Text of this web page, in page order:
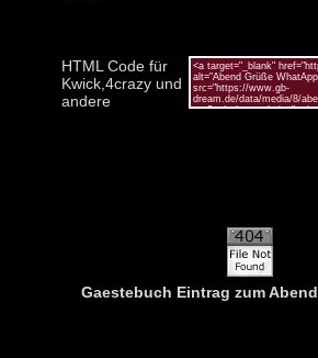
HTML Code für
Kwick,4crazy und
andere
Gaestebuch Eintrag zum Abend